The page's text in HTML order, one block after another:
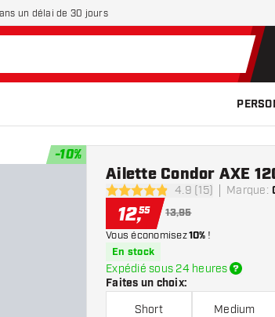
un délai de 30 jours
-10%
4.9 étoiles de notation
4.9 (15) Marque:
Ailette Condor AXE
12,55 13,95
Vous économisez10% !
En stock
Expédié sous 24 heures
Faites un choix:
Short Medium